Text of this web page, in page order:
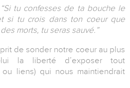
“Si tu confesses de ta bouche le
si tu crois dans ton coeur que
morts, tu seras sauvé.”
de sonder notre coeur au plus
la liberté d’exposer tout
ou liens) qui nous maintiendrait